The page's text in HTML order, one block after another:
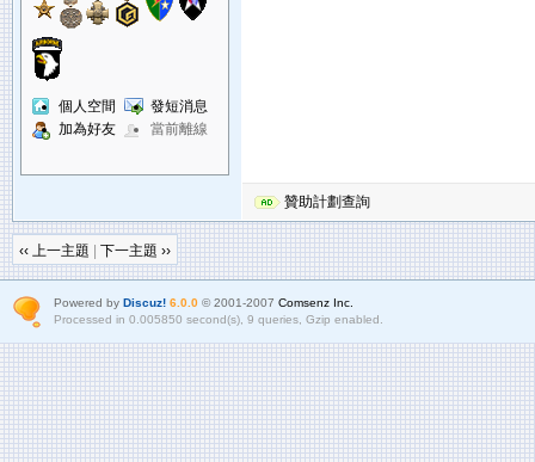
個人空間
發短消息
加為好友
當前離線
贊助計劃查詢
‹‹ 上一主題 下一主題 ››
Powered by Discuz! 6.0.0© 2001-2007 Comsenz Inc.
Processed in 0.005850 second(s), 9 queries, Gzip enabled.